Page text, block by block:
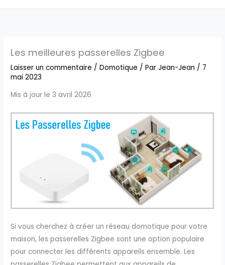
Les meilleures passerelles Zigbee
Laisser un commentaire /Domotique / ParJean-Jean / 7
mai 2023
Mis à jour le 3 avril 2026
Si vous cherchez à créer un réseau domotique pour votre
maison, les passerelles Zigbee sont une option populaire
pour connecter les différents appareils ensemble. Les